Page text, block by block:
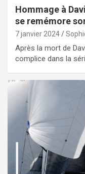
Hommage à
se remémore
7 janvier 2024
Après la mort de
complice dans la